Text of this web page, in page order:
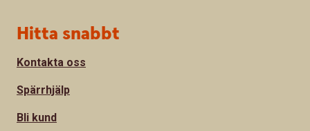
Sidfot
Hitta snabbt
Kontakta oss
Spärrhjälp
Bli kund